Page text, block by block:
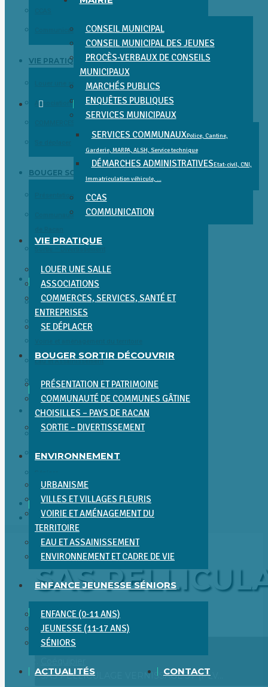
CONSEIL MUNICIPAL
CONSEIL MUNICIPAL DES JEUNES
PROCÈS-VERBAUX DE CONSEILS
MUNICIPAUX
MARCHÉS PUBLICS
ENQUÊTES PUBLIQUES
SERVICES MUNICIPAUX
SERVICES COMMUNAUXPolice, Cantine,
Garderie, MARPA, ALSH, Service technique
DÉMARCHES ADMINISTRATIVESEtat-civil, CNI,
Immatriculation véhicule, …
CCAS
COMMUNICATION
VIE PRATIQUE
LOUER UNE SALLE
ASSOCIATIONS
COMMERCES, SERVICES, SANTÉ ET
ENTREPRISES
SE DÉPLACER
BOUGER SORTIR DÉCOUVRIR
PRÉSENTATION ET PATRIMOINE
COMMUNAUTÉ DE COMMUNES GÂTINE
CHOISILLES – PAYS DE RACAN
SORTIE – DIVERTISSEMENT
ENVIRONNEMENT
URBANISME
VILLES ET VILLAGES FLEURIS
VOIRIE ET AMÉNAGEMENT DU
TERRITOIRE
EAU ET ASSAINISSEMENT
ENVIRONNEMENT ET CADRE DE VIE
ENFANCE JEUNESSE SÉNIORS
ENFANCE (0-11 ANS)
JEUNESSE (11-17 ANS)
SÉNIORS
ACTUALITÉS CONTACT
Communication
VIE PRATIQUE
Louer une salle
Associations
BOUGER SORTIR DÉCOUVRIR
Présentation et Patrimoine
Communauté de Communes Gâtine Choisilles – Pays
ENVIRONNEMENT
Urbanisme
Villes et villages fleuris
Eau et Assainissement
Environnement et Cadre de Vie
ENFANCE JEUNESSE SÉNIORS
Enfance (0-11 ans)
Jeunesse (11-17 ans)
ACTUALITÉS
CONTACT
SAS
Vous êtes ici :
Accueil
SAS PELLICULAGE VERNISSAGE 37 (PLV…